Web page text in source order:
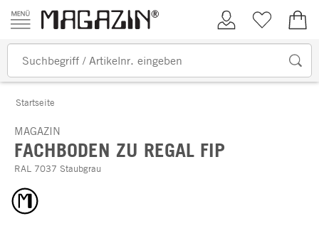
Zum Inhalt springen
Kundenkonto
Merkliste
Startseite
MAGAZIN
FACHBODEN ZU REGAL FIP
RAL 7037 Staubgrau